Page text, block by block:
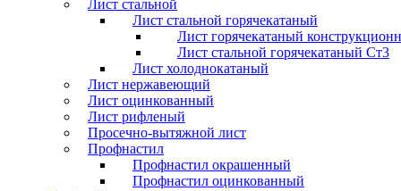
Лист стальной
Лист стальной горячекатаный
Лист горячекатаный
Лист стальной горячекатаный Ст3
Лист холоднокатаный
Лист нержавеющий
Лист оцинкованный
Лист рифленый
Просечно-вытяжной лист
Профнастил
Профнастил окрашенный
Профнастил оцинкованный